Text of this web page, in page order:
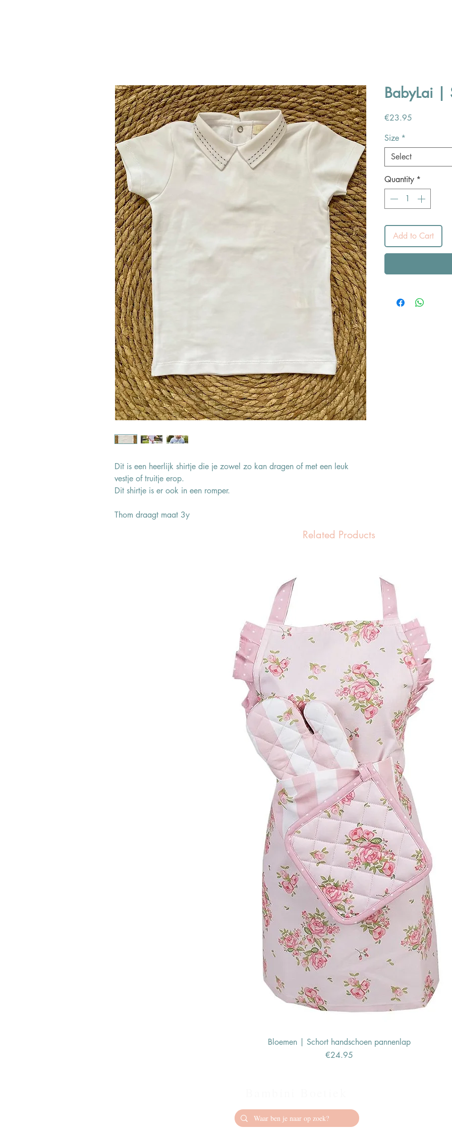
Dit is een heerlijk shirtje die je zowel zo kan dragen of met een leuk
vestje of truitje erop.
Dit shirtje is er ook in een romper.
Thom draagt maat 3y
BabyLai |
€23.95
Size *
Select
Quantity *
Add to Cart
Related Products
Bloemen | Schort handschoen pannenlap
Price
€24.95